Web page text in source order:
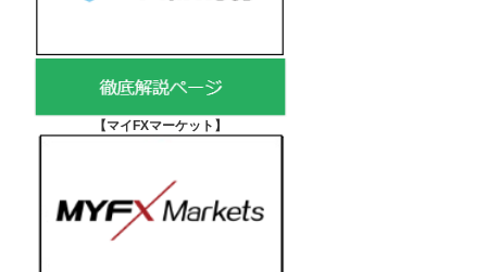
【マイFXマーケット 】